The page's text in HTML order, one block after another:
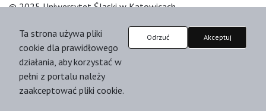
© 2025 Uniwersytet Śląski w Katowicach
Platform & Workflow by OJS/PKP
Ta strona używa pliki
cookie dla prawidłowego
działania, aby korzystać w
pełni z portalu należy
zaakceptować pliki cookie.
Odrzuć Akceptuj